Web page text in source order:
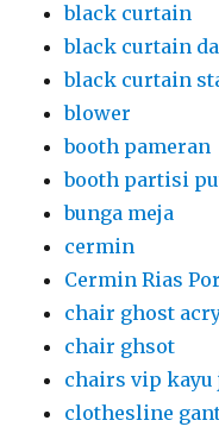
black curtain
black curtain
black curtain
blower
booth pameran
booth partisi
bunga meja
cermin
Cermin Rias
chair ghost
chair ghsot
chairs vip kayu
clothesline